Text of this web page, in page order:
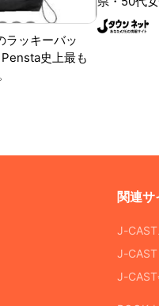
ラッキーバッ
史上最も
関連サ
J-
J-
J-